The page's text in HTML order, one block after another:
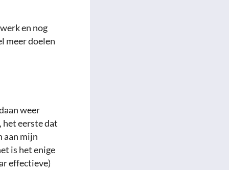
en nog
meer doelen
weer
het eerste dat
aan mijn
is het enige
effectieve)